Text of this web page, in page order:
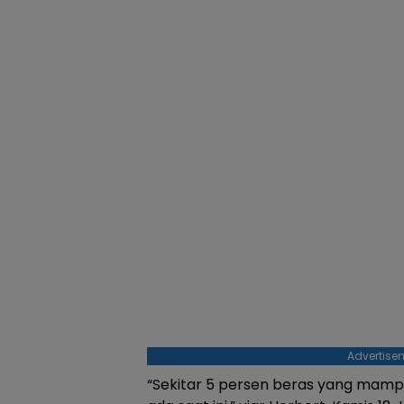
“Sekitar 5 persen beras yang